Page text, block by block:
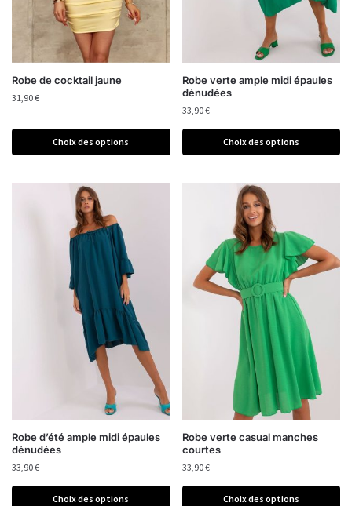
Robe de cocktail jaune
31,90€
Choix des options
Robe verte ample midi épaules
dénudées
33,90€
Choix des options
Robe d’été ample midi épaules
dénudées
33,90€
Choix des options
Robe verte casual manches
courtes
33,90€
Choix des options